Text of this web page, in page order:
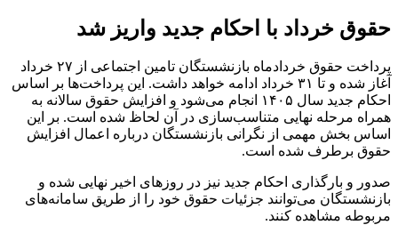
حقوق خرداد با احکام جدید واریز شد
پرداخت حقوق خردادماه بازنشستگان تامین اجتماعی از ۲۷ خرداد
آغاز شده و تا ۳۱ خرداد ادامه خواهد داشت. این پرداخت‌ها بر اساس
احکام جدید سال ۱۴۰۵ انجام می‌شود و افزایش حقوق سالانه به
همراه مرحله نهایی متناسب‌سازی در آن لحاظ شده است. بر این
اساس بخش مهمی از نگرانی بازنشستگان درباره اعمال افزایش
حقوق برطرف شده است.
صدور و بارگذاری احکام جدید نیز در روزهای اخیر نهایی شده و
بازنشستگان می‌توانند جزئیات حقوق خود را از طریق سامانه‌های
مربوطه مشاهده کنند.